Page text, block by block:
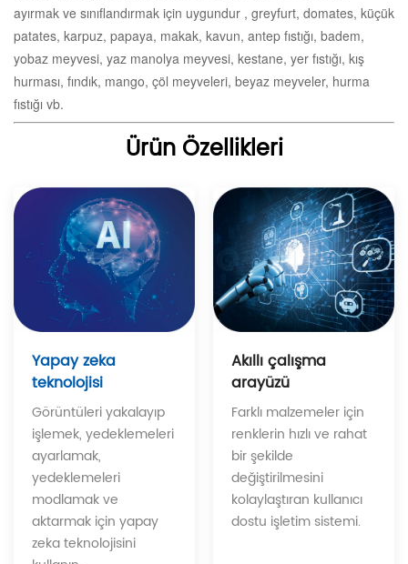
ayırmak ve sınıflandırmak için uygundur , greyfurt, domates, küçük
patates, karpuz, papaya, makak, kavun, antep fıstığı, badem,
yobaz meyvesi, yaz manolya meyvesi, kestane, yer fıstığı, kış
hurması, fındık, mango, çöl meyveleri, beyaz meyveler, hurma
fıstığı vb.
Ürün Özellikleri
Yapay zeka
teknolojisi
Görüntüleri yakalayıp
işlemek, yedeklemeleri
ayarlamak,
yedeklemeleri
modlamak ve
aktarmak için yapay
zeka teknolojisini
Akıllı çalışma
arayüzü
Farklı malzemeler için
renklerin hızlı ve rahat
bir şekilde
değiştirilmesini
kolaylaştıran kullanıcı
dostu işletim sistemi.